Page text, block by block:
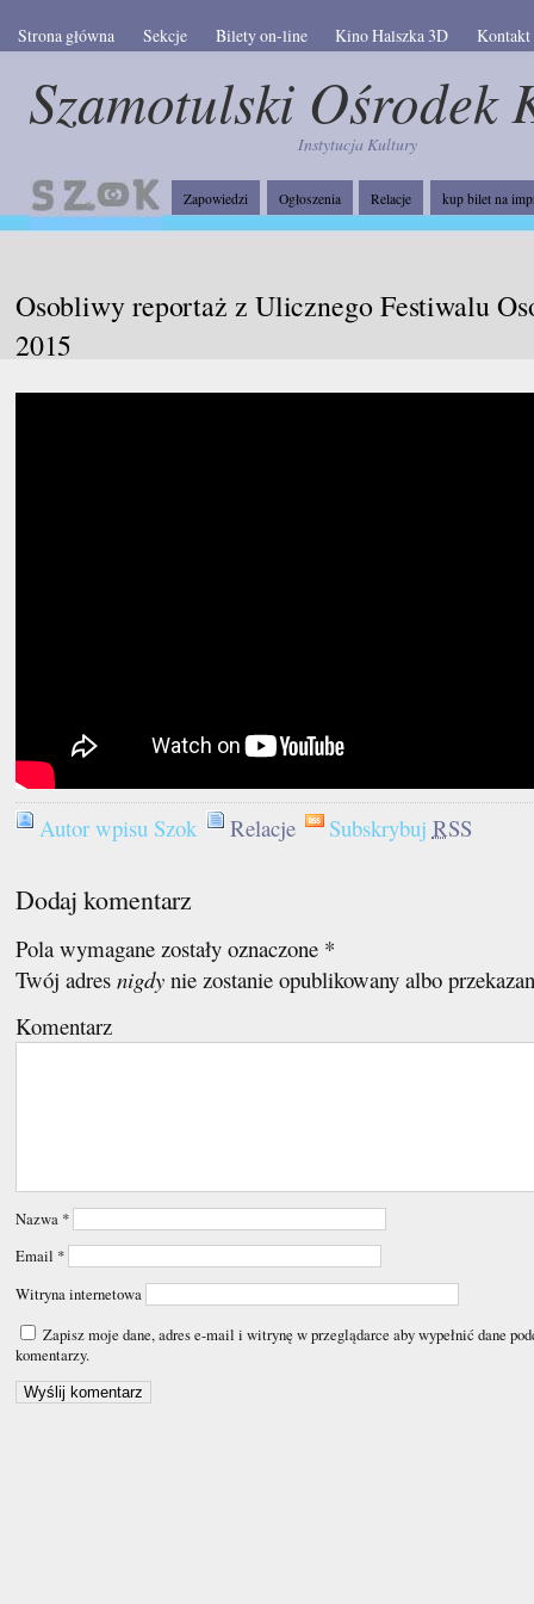
Strona główna Sekcje Bilety on-line Kino Halszka 3D Kontakt
Szamotulski Ośrodek
Instytucja Kultury
Zapowiedzi Ogłoszenia Relacje kup bilet na
Osobliwy reportaż z Ulicznego Festiwalu
2015
Autor wpisu Szok Relacje Subskrybuj RSS
Dodaj komentarz
Pola wymagane zostały oznaczone *
Twój adres nigdynie zostanie opublikowany albo
Komentarz
Nazwa *
Email *
Witryna internetowa
Zapisz moje dane, adres e-mail i witrynę w przeglądarce aby wypełnić dane
komentarzy.